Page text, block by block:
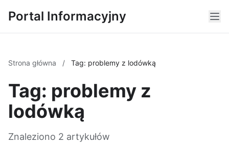
Portal Informacyjny
Strona główna / Tag: problemy z lodówką
Tag: problemy z
lodówką
Znaleziono 2 artykułów